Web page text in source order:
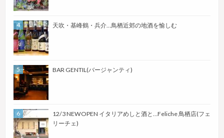
天吹・基峰鶴・兵介…鳥栖近郊の地酒を愉しむ
BAR GENTIL(バージャンティ)
12/3 NEWOPEN イタリアめしと酒と…Feliche 鳥栖店(フェ
リーチェ)